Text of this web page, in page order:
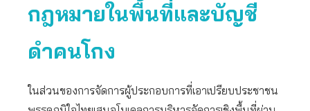
กฎหมายในพื้นที่และบัญชี
ดำคนโกง
ในส่วนของการจัดการผู้ประกอบการที่เอาเปรียบประชาชน